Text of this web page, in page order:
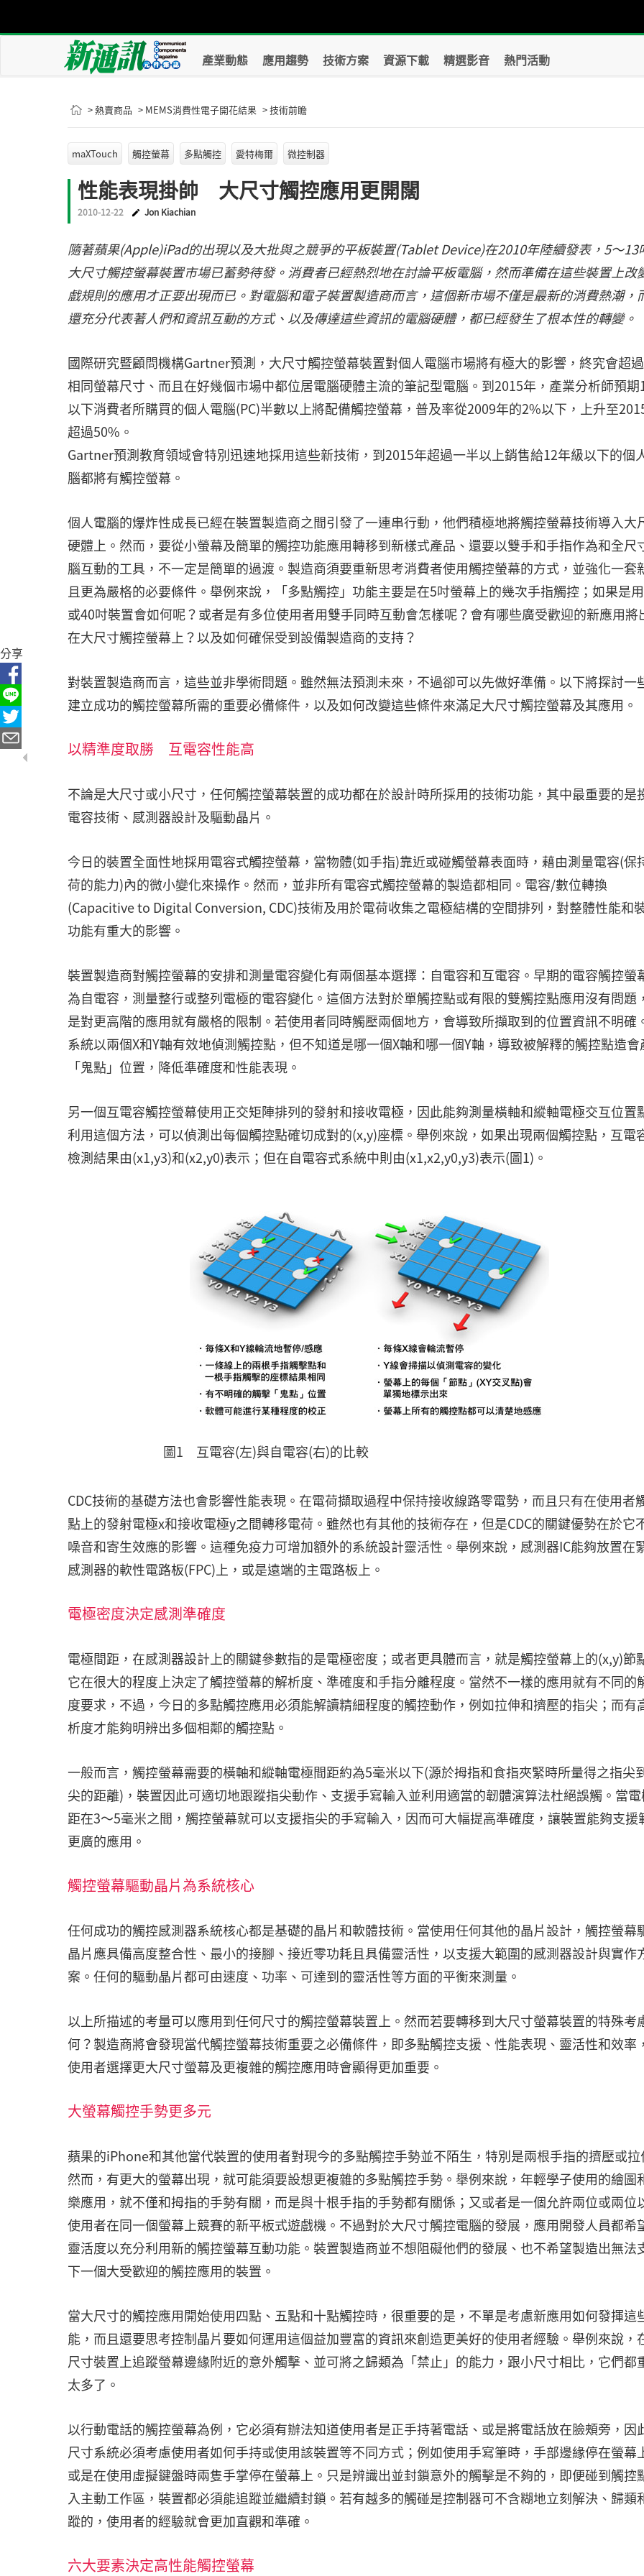
產業動態 應用趨勢 技術方案 資源下載 精選影音 熱門活動
> 熱賣商品 > MEMS消費性電子開花結果 > 技術前瞻
maXTouch 觸控螢幕 多點觸控 愛特梅爾 微控制器
性能表現掛帥 大尺寸觸控應用更開闊
2010-12-22 Jon Kiachian
隨著蘋果(Apple)iPad的出現以及大批與之競爭的平板裝置(Tablet Device)在2010年陸續發表，5～13
大尺寸觸控螢幕裝置市場已蓄勢待發。消費者已經熱烈地在討論平板電腦，然而準備在這些裝置上改
戲規則的應用才正要出現而已。對電腦和電子裝置製造商而言，這個新市場不僅是最新的消費熱潮，
還充分代表著人們和資訊互動的方式、以及傳達這些資訊的電腦硬體，都已經發生了根本性的轉變。
國際研究暨顧問機構Gartner預測，大尺寸觸控螢幕裝置對個人電腦市場將有極大的影響，終究會超
相同螢幕尺寸、而且在好幾個市場中都位居電腦硬體主流的筆記型電腦。到2015年，產業分析師預期
以下消費者所購買的個人電腦(PC)半數以上將配備觸控螢幕，普及率從2009年的2%以下，上升至
超過50%。
Gartner預測教育領域會特別迅速地採用這些新技術，到2015年超過一半以上銷售給12年級以下的個
腦都將有觸控螢幕。
個人電腦的爆炸性成長已經在裝置製造商之間引發了一連串行動，他們積極地將觸控螢幕技術導入大
硬體上。然而，要從小螢幕及簡單的觸控功能應用轉移到新樣式產品、還要以雙手和手指作為和全尺
腦互動的工具，不一定是簡單的過渡。製造商須要重新思考消費者使用觸控螢幕的方式，並強化一套
且更為嚴格的必要條件。舉例來說，「多點觸控」功能主要是在5吋螢幕上的幾次手指觸控；如果是
或40吋裝置會如何呢？或者是有多位使用者用雙手同時互動會怎樣呢？會有哪些廣受歡迎的新應用將
在大尺寸觸控螢幕上？以及如何確保受到設備製造商的支持？
對裝置製造商而言，這些並非學術問題。雖然無法預測未來，不過卻可以先做好準備。以下將探討一
建立成功的觸控螢幕所需的重要必備條件，以及如何改變這些條件來滿足大尺寸觸控螢幕及其應用。
以精準度取勝 互電容性能高
不論是大尺寸或小尺寸，任何觸控螢幕裝置的成功都在於設計時所採用的技術功能，其中最重要的是
電容技術、感測器設計及驅動晶片。
今日的裝置全面性地採用電容式觸控螢幕，當物體(如手指)靠近或碰觸螢幕表面時，藉由測量電容(保
荷的能力)內的微小變化來操作。然而，並非所有電容式觸控螢幕的製造都相同。電容/數位轉換
(Capacitive to Digital Conversion, CDC)技術及用於電荷收集之電極結構的空間排列，對整體性能和
功能有重大的影響。
裝置製造商對觸控螢幕的安排和測量電容變化有兩個基本選擇：自電容和互電容。早期的電容觸控螢
為自電容，測量整行或整列電極的電容變化。這個方法對於單觸控點或有限的雙觸控點應用沒有問題
是對更高階的應用就有嚴格的限制。若使用者同時觸壓兩個地方，會導致所擷取到的位置資訊不明確
系統以兩個X和Y軸有效地偵測觸控點，但不知道是哪一個X軸和哪一個Y軸，導致被解釋的觸控點造會
「鬼點」位置，降低準確度和性能表現。
另一個互電容觸控螢幕使用正交矩陣排列的發射和接收電極，因此能夠測量橫軸和縱軸電極交互位置
利用這個方法，可以偵測出每個觸控點確切成對的(x,y)座標。舉例來說，如果出現兩個觸控點，互電
檢測結果由(x1,y3)和(x2,y0)表示；但在自電容式系統中則由(x1,x2,y0,y3)表示(圖1)。
圖1 互電容(左)與自電容(右)的比較
CDC技術的基礎方法也會影響性能表現。在電荷擷取過程中保持接收線路零電勢，而且只有在使用者
點上的發射電極x和接收電極y之間轉移電荷。雖然也有其他的技術存在，但是CDC的關鍵優勢在於它
噪音和寄生效應的影響。這種免疫力可增加額外的系統設計靈活性。舉例來說，感測器IC能夠放置在
感測器的軟性電路板(FPC)上，或是遠端的主電路板上。
電極密度決定感測準確度
電極間距，在感測器設計上的關鍵參數指的是電極密度；或者更具體而言，就是觸控螢幕上的(x,y)節
它在很大的程度上決定了觸控螢幕的解析度、準確度和手指分離程度。當然不一樣的應用就有不同的
度要求，不過，今日的多點觸控應用必須能解讀精細程度的觸控動作，例如拉伸和擠壓的指尖；而有
析度才能夠明辨出多個相鄰的觸控點。
一般而言，觸控螢幕需要的橫軸和縱軸電極間距約為5毫米以下(源於拇指和食指夾緊時所量得之指尖
尖的距離)，裝置因此可適切地跟蹤指尖動作、支援手寫輸入並利用適當的韌體演算法杜絕誤觸。當
距在3～5毫米之間，觸控螢幕就可以支援指尖的手寫輸入，因而可大幅提高準確度，讓裝置能夠支援
更廣的應用。
觸控螢幕驅動晶片為系統核心
任何成功的觸控感測器系統核心都是基礎的晶片和軟體技術。當使用任何其他的晶片設計，觸控螢幕
晶片應具備高度整合性、最小的接腳、接近零功耗且具備靈活性，以支援大範圍的感測器設計與實作
案。任何的驅動晶片都可由速度、功率、可達到的靈活性等方面的平衡來測量。
以上所描述的考量可以應用到任何尺寸的觸控螢幕裝置上。然而若要轉移到大尺寸螢幕裝置的特殊考
何？製造商將會發現當代觸控螢幕技術重要之必備條件，即多點觸控支援、性能表現、靈活性和效率
使用者選擇更大尺寸螢幕及更複雜的觸控應用時會顯得更加重要。
大螢幕觸控手勢更多元
蘋果的iPhone和其他當代裝置的使用者對現今的多點觸控手勢並不陌生，特別是兩根手指的擠壓或拉
然而，有更大的螢幕出現，就可能須要設想更複雜的多點觸控手勢。舉例來說，年輕學子使用的繪圖
樂應用，就不僅和拇指的手勢有關，而是與十根手指的手勢都有關係；又或者是一個允許兩位或兩位
使用者在同一個螢幕上競賽的新平板式遊戲機。不過對於大尺寸觸控電腦的發展，應用開發人員都希
靈活度以充分利用新的觸控螢幕互動功能。裝置製造商並不想阻礙他們的發展、也不希望製造出無法
下一個大受歡迎的觸控應用的裝置。
當大尺寸的觸控應用開始使用四點、五點和十點觸控時，很重要的是，不單是考慮新應用如何發揮這
能，而且還要思考控制晶片要如何運用這個益加豐富的資訊來創造更美好的使用者經驗。舉例來說，
尺寸裝置上追蹤螢幕邊緣附近的意外觸擊、並可將之歸類為「禁止」的能力，跟小尺寸相比，它們都
太多了。
以行動電話的觸控螢幕為例，它必須有辦法知道使用者是正手持著電話、或是將電話放在臉頰旁，因
尺寸系統必須考慮使用者如何手持或使用該裝置等不同方式；例如使用手寫筆時，手部邊緣停在螢幕
或是在使用虛擬鍵盤時兩隻手掌停在螢幕上。只是辨識出並封鎖意外的觸擊是不夠的，即便碰到觸控
入主動工作區，裝置都必須能追蹤並繼續封鎖。若有越多的觸碰是控制器可不含糊地立刻解決、歸類
蹤的，使用者的經驗就會更加直觀和準確。
六大要素決定高性能觸控螢幕
分享